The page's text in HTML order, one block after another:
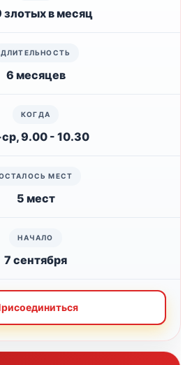
злотых в месяц
6 месяцев
9.00 - 10.30
5 мест
7 сентября